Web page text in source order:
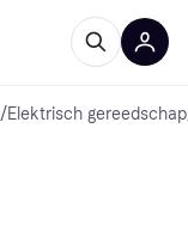
/Elektrisch gereedschap